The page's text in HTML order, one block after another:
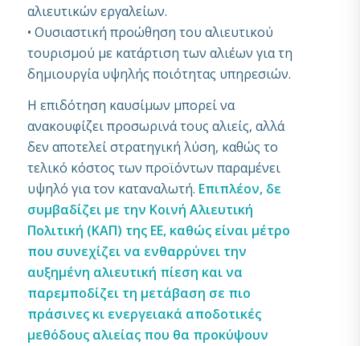
αλιευτικών εργαλείων.
• Ουσιαστική προώθηση του αλιευτικού
τουρισμού με κατάρτιση των αλιέων για τη
δημιουργία υψηλής ποιότητας υπηρεσιών.
Η επιδότηση καυσίμων μπορεί να
ανακουφίζει προσωρινά τους αλιείς, αλλά
δεν αποτελεί στρατηγική λύση, καθώς το
τελικό κόστος των προϊόντων παραμένει
υψηλό για τον καταναλωτή. Επιπλέον, δε
συμβαδίζει με την Κοινή Αλιευτική
Πολιτική (ΚΑΠ) της ΕΕ, καθώς είναι μέτρο
που συνεχίζει να ενθαρρύνει την
αυξημένη αλιευτική πίεση και να
παρεμποδίζει τη μετάβαση σε πιο
πράσινες κι ενεργειακά αποδοτικές
μεθόδους αλιείας που θα προκύψουν